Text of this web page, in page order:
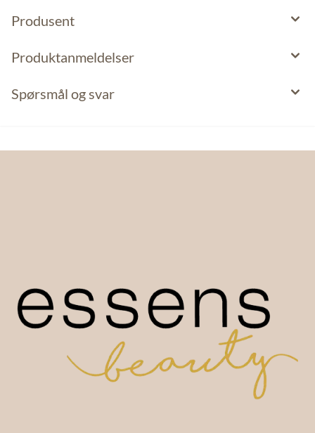
Produsent
Produktanmeldelser
Spørsmål og svar